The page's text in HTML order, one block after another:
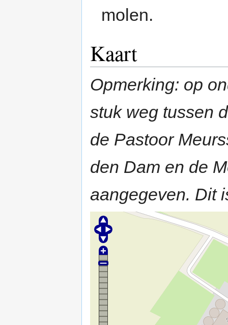
molen.
Kaart
Opmerking: op
stuk weg tussen
de Pastoor
den Dam en de
aangegeven. Dit